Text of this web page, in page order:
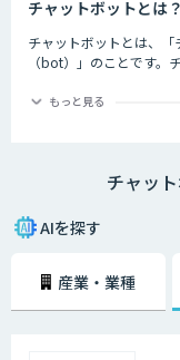
チャットボットとは？
チャットボットとは、
（bot）」のことです。
チャットボットは、大
・AI型チャットボットの
「機械学習型」といわれ
の意味を理解した上で回
め、その学習を重ねる
もっと見る
チャッ
AIを探す
産業・業種